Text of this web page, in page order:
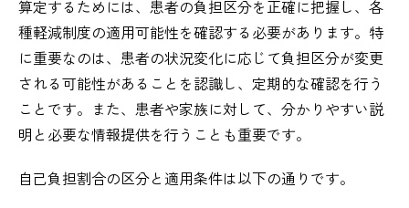
算定するためには、患者の負担区分を正確に把握し、各
種軽減制度の適用可能性を確認する必要があります。特
に重要なのは、患者の状況変化に応じて負担区分が変更
される可能性があることを認識し、定期的な確認を行う
ことです。また、患者や家族に対して、分かりやすい説
明と必要な情報提供を行うことも重要です。
自己負担割合の区分と適用条件は以下の通りです。